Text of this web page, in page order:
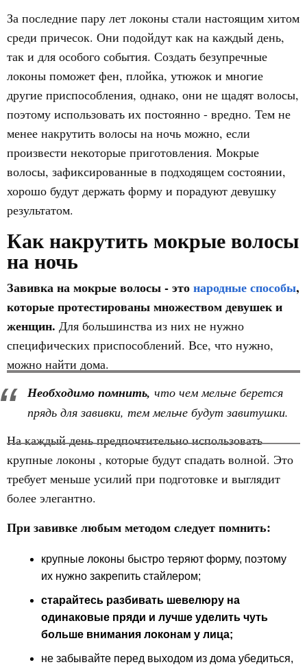
За последние пару лет локоны стали настоящим хитом
среди причесок. Они подойдут как на каждый день,
так и для особого события. Создать безупречные
локоны поможет фен, плойка, утюжок и многие
другие приспособления, однако, они не щадят волосы,
поэтому использовать их постоянно - вредно. Тем не
менее накрутить волосы на ночь можно, если
произвести некоторые приготовления. Мокрые
волосы, зафиксированные в подходящем состоянии,
хорошо будут держать форму и порадуют девушку
результатом.
Как накрутить мокрые волосы
на ночь
Завивка на мокрые волосы - этонародные способы,
которые протестированы множеством девушек и
женщин. Для большинства из них не нужно
специфических приспособлений. Все, что нужно,
можно найти дома.
Необходимо помнить, что чем мельче берется
прядь для завивки, тем мельче будут завитушки.
На каждый день предпочтительно использовать
крупные локоны , которые будут спадать волной. Это
требует меньше усилий при подготовке и выглядит
более элегантно.
При завивке любым методом следует помнить:
крупные локоны быстро теряют форму, поэтому
их нужно закрепить стайлером;
старайтесь разбивать шевелюру на
одинаковые пряди и лучше уделить чуть
больше внимания локонам у лица;
не забывайте перед выходом из дома убедиться,